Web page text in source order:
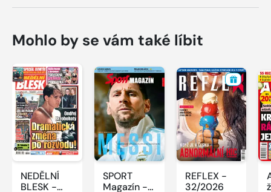
Mohlo by se vám také líbit
NEDĚLNÍ
BLESK -
SPORT
Magazín -
REFLEX -
32/2026